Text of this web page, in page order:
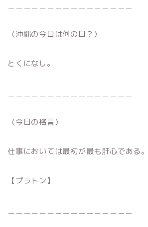
〈沖縄の今日は何の日？〉
とくになし。
〈今日の格言〉
仕事においては最初が最も肝心である。
【プラトン】